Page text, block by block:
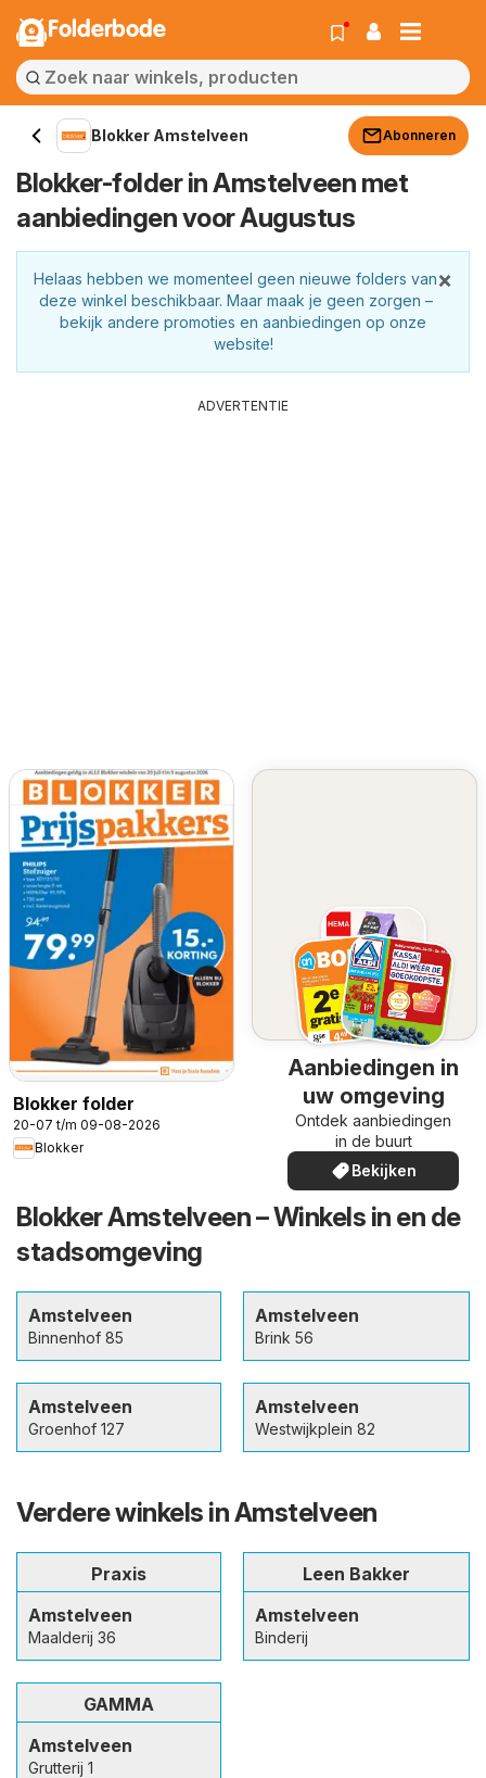
Folderbode
Blokker Amstelveen Abonneren
Blokker-folder in Amstelveen met
aanbiedingen voor Augustus
×
Helaas hebben we momenteel geen nieuwe folders van
deze winkel beschikbaar. Maar maak je geen zorgen –
bekijk andere promoties en aanbiedingen op onze
website!
ADVERTENTIE
Blokker folder
20-07 t/m 09-08-2026
Blokker
Aanbiedingen in
uw omgeving
Ontdek aanbiedingen
in de buurt
Bekijken
Blokker Amstelveen – Winkels in en de
stadsomgeving
Amstelveen
Binnenhof 85
Amstelveen
Brink 56
Amstelveen
Groenhof 127
Amstelveen
Westwijkplein 82
Verdere winkels in Amstelveen
Praxis
Amstelveen
Maalderij 36
Leen Bakker
Amstelveen
Binderij
GAMMA
Amstelveen
Grutterij 1